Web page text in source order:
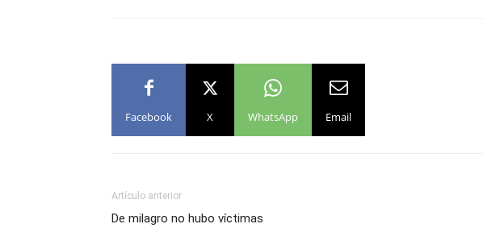
Facebook X WhatsApp Email
Artículo anterior
De milagro no hubo víctimas